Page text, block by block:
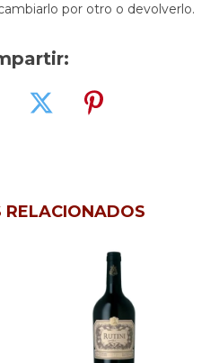
por otro o devolverlo.
RELACIONADOS